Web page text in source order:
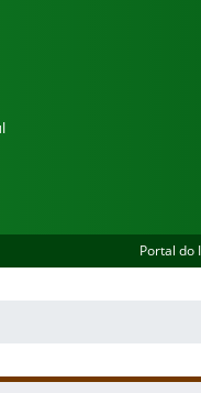
Portal do